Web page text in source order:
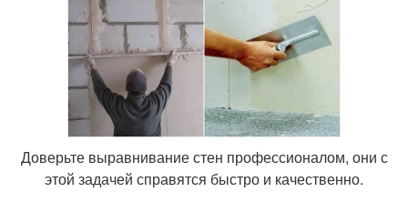
Доверьте выравнивание стен профессионалом, они с
этой задачей справятся быстро и качественно.